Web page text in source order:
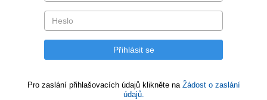
Pro zaslání přihlašovacích údajů klikněte na Žádost o zaslání
údajů.